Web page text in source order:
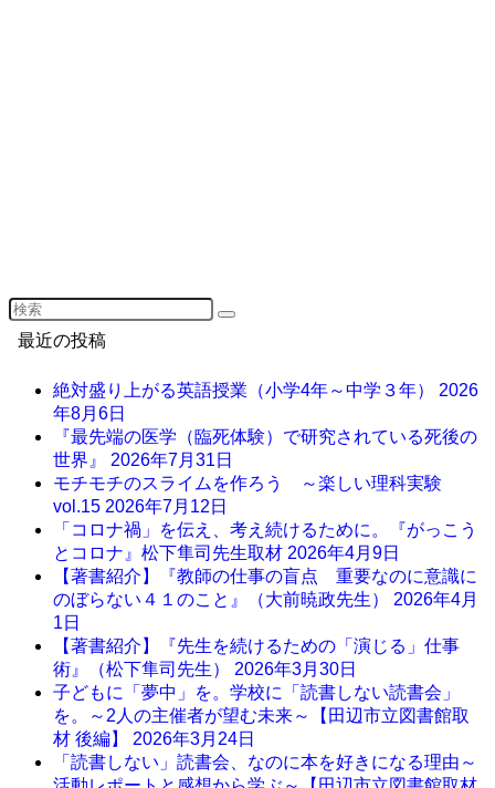
最近の投稿
絶対盛り上がる英語授業（小学4年～中学３年） 2026
年8月6日
『最先端の医学（臨死体験）で研究されている死後の
世界』 2026年7月31日
モチモチのスライムを作ろう ～楽しい理科実験
vol.15 2026年7月12日
「コロナ禍」を伝え、考え続けるために。『がっこう
とコロナ』松下隼司先生取材 2026年4月9日
【著書紹介】『教師の仕事の盲点 重要なのに意識に
のぼらない４１のこと』（大前暁政先生） 2026年4月
1日
【著書紹介】『先生を続けるための「演じる」仕事
術』（松下隼司先生） 2026年3月30日
子どもに「夢中」を。学校に「読書しない読書会」
を。～2人の主催者が望む未来～【田辺市立図書館取
材 後編】 2026年3月24日
「読書しない」読書会、なのに本を好きになる理由～